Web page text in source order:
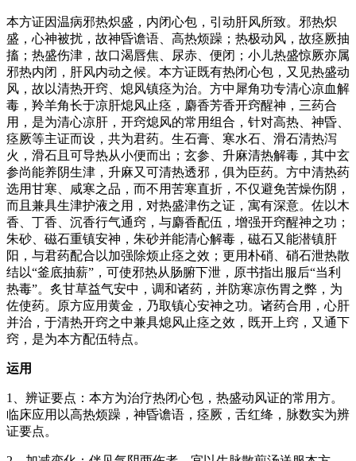
本方证因温病邪热炽盛，内闭心包，引动肝风所致。邪热炽
盛，心神被扰，故神昏谵语、高热烦躁；热极动风，故痉厥抽
搐；热盛伤津，故口渴唇焦、尿赤、便闭；小儿热盛惊厥亦属
邪热内闭，肝风内动之候。本方证既有热闭心包，又见热盛动
风，故以清热开窍、熄风镇痉为治。方中犀角功专清心凉血解
毒，羚羊角长于凉肝熄风止痉，麝香芳香开窍醒神，三药合
用，是为清心凉肝，开窍熄风的常用组合，针对高热、神昏、
痉厥等主证而设，共为君药。生石膏、寒水石、滑石清热泻
火，滑石且可导热从小便而出；玄参、升麻清热解毒，其中玄
参尚能养阴生津，升麻又可清热透邪，俱为臣药。方中清热药
选用甘寒、咸寒之品，而不用苦寒直折，不仅避免苦燥伤阴，
而且兼具生津护液之用，对热盛津伤之证，寓有深意。佐以木
香、丁香、沉香行气通窍，与麝香配伍，增强开窍醒神之功；
朱砂、磁石重镇安神，朱砂并能清心解毒，磁石又能潜镇肝
阳，与君药配合以加强除烦止痉之效；更用朴硝、硝石泄热散
结以“釜底抽薪”，可使邪热从肠腑下泄，原书指出服后“当利
热毒”。炙甘草益气安中，调和诸药，并防寒凉伤胃之弊，为
佐使药。原方应用黄金，乃取镇心安神之功。诸药合用，心肝
并治，于清热开窍之中兼具熄风止痉之效，既开上窍，又通下
窍，是为本方配伍特点。
运用
1、辨证要点：本方为治疗热闭心包，热盛动风证的常用方。
临床应用以高热烦躁，神昏谵语，痉厥，舌红绛，脉数实为辨
证要点。